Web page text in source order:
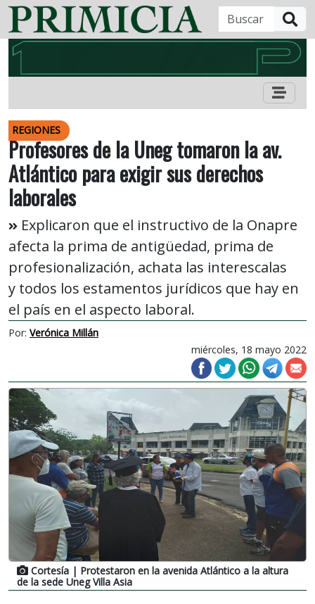
REGIONES
Profesores de la Uneg tomaron la av.
Atlántico para exigir sus derechos
laborales
Explicaron que el instructivo de la Onapre
afecta la prima de antigüedad, prima de
profesionalización, achata las interescalas
y todos los estamentos jurídicos que hay en
el país en el aspecto laboral.
Por: Verónica Millán
miércoles, 18 mayo 2022
Cortesía | Protestaron en la avenida Atlántico a la altura
de la sede Uneg Villa Asia